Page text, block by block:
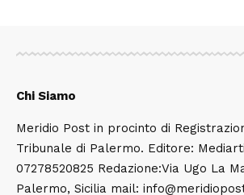
Chi Siamo
Meridio Post in procinto di
Tribunale di Palermo. Editore:
07278520825 Redazione:Via Ugo La
Palermo, Sicilia mail: